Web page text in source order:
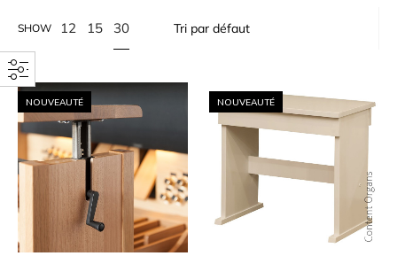
SHOW 12 15 30
NOUVEAUTÉ NOUVEAUTÉ